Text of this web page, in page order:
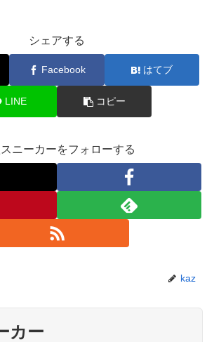
シェアする
Facebook はてブ
LINE コピー
ニーカーをフォローする
kaz
カー